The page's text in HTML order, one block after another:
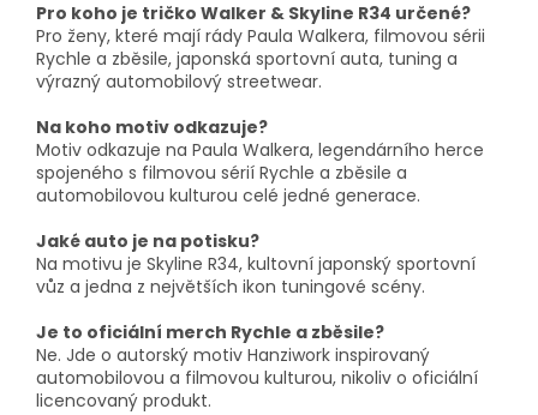
Pro koho je tričko Walker & Skyline R34 určené?
Pro ženy, které mají rády Paula Walkera, filmovou sérii
Rychle a zběsile, japonská sportovní auta, tuning a
výrazný automobilový streetwear.
Na koho motiv odkazuje?
Motiv odkazuje na Paula Walkera, legendárního herce
spojeného s filmovou sérií Rychle a zběsile a
automobilovou kulturou celé jedné generace.
Jaké auto je na potisku?
Na motivu je Skyline R34, kultovní japonský sportovní
vůz a jedna z největších ikon tuningové scény.
Je to oficiální merch Rychle a zběsile?
Ne. Jde o autorský motiv Hanziwork inspirovaný
automobilovou a filmovou kulturou, nikoliv o oficiální
licencovaný produkt.